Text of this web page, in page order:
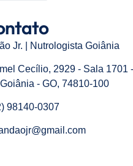
Jr. | Nutrologista Goiânia
Cecílio, 2929 - Sala 1701 -
- GO, 74810-100
98140-0307